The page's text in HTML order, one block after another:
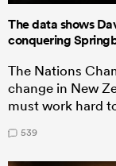
The data shows
conquering
The Nations
change in New
must work hard
539